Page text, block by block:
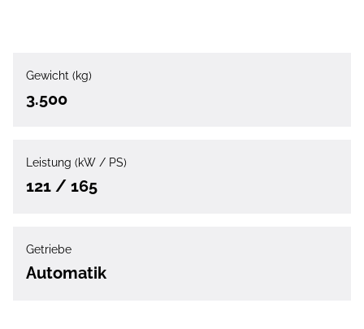
Gewicht (kg)
3.500
Leistung (kW / PS)
121 / 165
Getriebe
Automatik